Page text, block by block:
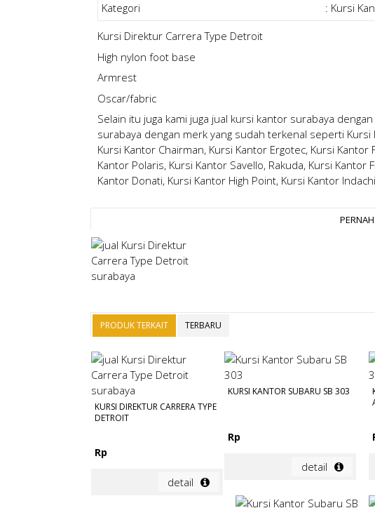
Kategori
: Kursi
Kursi Direktur Carrera Type Detroit
High nylon foot base
Armrest
Oscar/fabric
Selain itu juga kami juga jual kursi kantor surabaya
surabaya dengan merk yang sudah terkenal seperti
Kursi Kantor Chairman, Kursi Kantor Ergotec, Kursi
Kantor Polaris, Kursi Kantor Savello, Rakuda, Kursi
Kantor Donati, Kursi Kantor High Point, Kursi Kantor
PRODUK TERKAIT TERBARU
KURSI DIREKTUR CARRERA TYPE
DETROIT
Rp
detail
KURSI KANTOR SUBARU SB 303
Rp
detail